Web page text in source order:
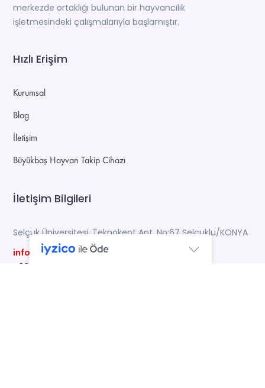
merkezde ortaklığı bulunan bir hayvancılık
işletmesindeki çalışmalarıyla başlamıştır.
Hızlı Erişim
Kurumsal
Blog
İletişim
Büyükbaş Hayvan Takip Cihazı
İletişim Bilgileri
Selçuk Üniversitesi, Teknokent Apt. No:67 Selçuklu/KONYA
info@mlgram.com
+90 546 800 58 85